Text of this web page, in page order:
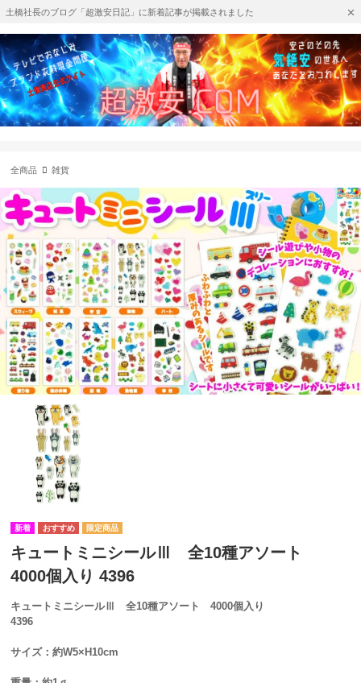
土橋社長のブログ「超激安日記」に新着記事が掲載されました
全商品 雑貨
キュートミニシールⅢ 全10種アソート
4000個入り 4396
キュートミニシールⅢ 全10種アソート 4000個入り
4396
サイズ： 約W5×H10cm